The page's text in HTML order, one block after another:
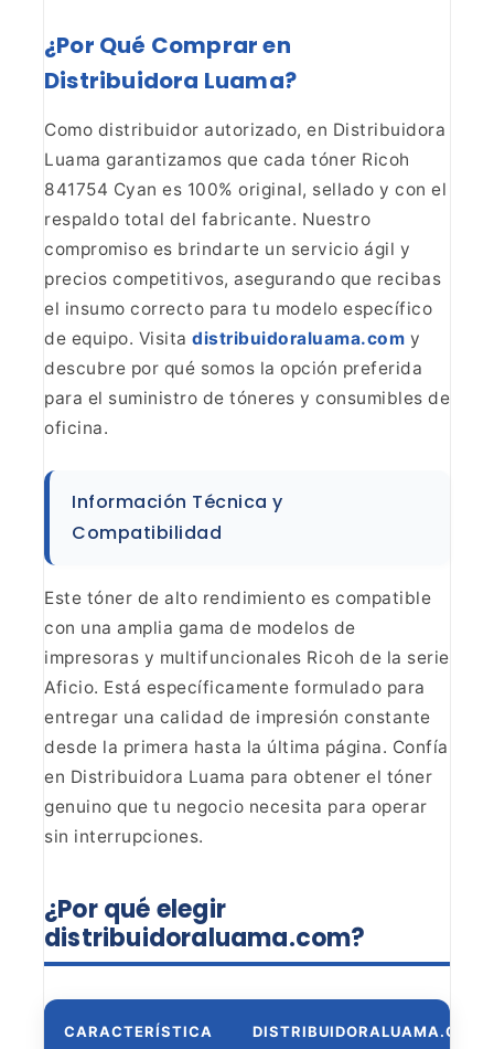
¿Por Qué Comprar en
Distribuidora Luama?
Como distribuidor autorizado, en Distribuidora
Luama garantizamos que cada tóner Ricoh
841754 Cyan es 100% original, sellado y con el
respaldo total del fabricante. Nuestro
compromiso es brindarte un servicio ágil y
precios competitivos, asegurando que recibas
el insumo correcto para tu modelo específico
de equipo. Visita distribuidoraluama.com y
descubre por qué somos la opción preferida
para el suministro de tóneres y consumibles de
oficina.
Información Técnica y
Compatibilidad
Este tóner de alto rendimiento es compatible
con una amplia gama de modelos de
impresoras y multifuncionales Ricoh de la serie
Aficio. Está específicamente formulado para
entregar una calidad de impresión constante
desde la primera hasta la última página. Confía
en Distribuidora Luama para obtener el tóner
genuino que tu negocio necesita para operar
sin interrupciones.
¿Por qué elegir
distribuidoraluama.com?
CARACTERÍSTICA DISTRIBUIDORALUAMA.COM